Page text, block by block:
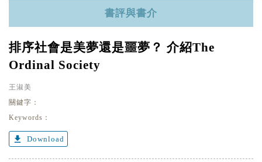
書評與書介
排序社會是美夢還是噩夢？ 介紹The
Ordinal Society
王淑美
關鍵字：
Keywords：
Download
get_app